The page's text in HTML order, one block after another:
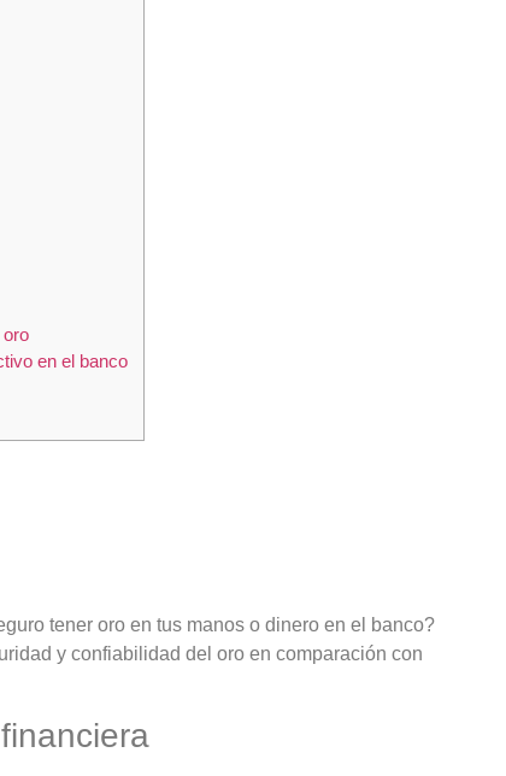
en el banco
tener oro en tus manos o dinero en el banco?
y confiabilidad del oro en comparación con